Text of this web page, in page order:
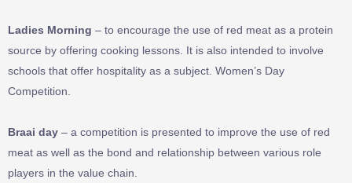
Ladies Morning – to encourage the use of red meat as a protein
source by offering cooking lessons. It is also intended to involve
schools that offer hospitality as a subject. Women’s Day
Competition.
Braai day – a competition is presented to improve the use of red
meat as well as the bond and relationship between various role
players in the value chain.